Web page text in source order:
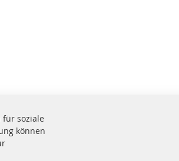
für soziale
können